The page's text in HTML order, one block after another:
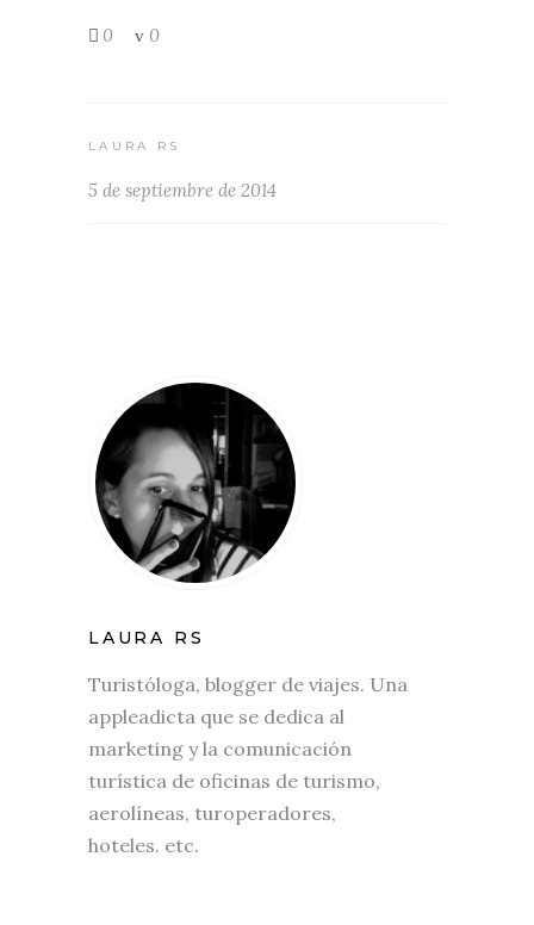
0 0
LAURA RS
5 de septiembre de 2014
LAURA RS
Turistóloga, blogger de viajes. Una
appleadicta que se dedica al
marketing y la comunicación
turística de oficinas de turismo,
aerolíneas, turoperadores,
hoteles. etc.